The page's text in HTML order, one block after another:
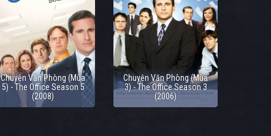
Chuyện Văn Phòng (Mùa
5) - The Office Season 5
(2008)
Chuyện Văn Phòng (Mùa
3) - The Office Season 3
(2006)